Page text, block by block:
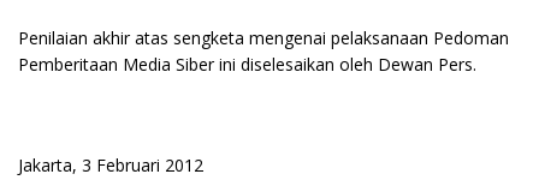
Penilaian akhir atas sengketa mengenai pelaksanaan Pedoman
Pemberitaan Media Siber ini diselesaikan oleh Dewan Pers.
Jakarta, 3 Februari 2012